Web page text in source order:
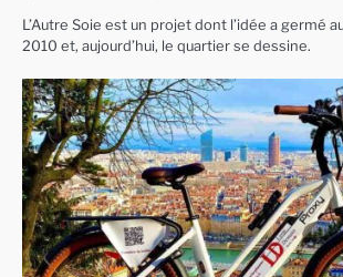
L’Autre Soie est un projet dont l’idée a germé
2010 et, aujourd’hui, le quartier se dessine.